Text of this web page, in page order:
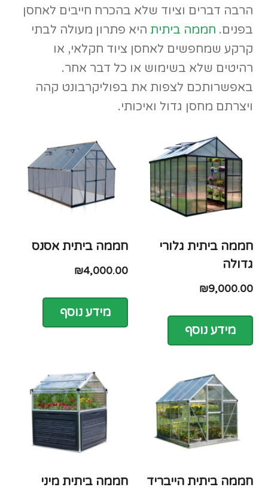
הרבה דברים וציוד שלא בהכרח חייבים לאחסן
בפנים. חממה ביתית היא פתרון מעולה לבתי
קרקע שמחפשים לאחסן ציוד חקלאי, או
רהיטים שלא בשימוש או כל דבר אחר.
באפשרותכם לצפות את בפוליקרבונט קהה
ויצרתם מחסן גדול ואיכותי.
חממה ביתית גלורי
גדולה
₪9,000.00
מידע נוסף
חממה ביתית אסנס
₪4,000.00
מידע נוסף
חממה ביתית הייבריד חממה ביתית מיני